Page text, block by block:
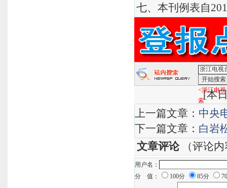
七、本刊例表自
<浙江电
索[本
上一篇文章： 中央
下一篇文章： 白岩
文章评论（评论内
用户名：
分 值：
100分 85分